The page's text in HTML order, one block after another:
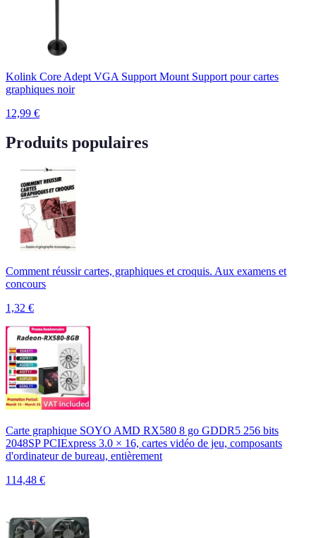
Kolink Core Adept VGA Support Mount Support pour cartes
graphiques noir
12,99 €
Produits populaires
Comment réussir cartes, graphiques et croquis. Aux examens et
concours
1,32 €
Carte graphique SOYO AMD RX580 8 go GDDR5 256 bits
2048SP PCIExpress 3.0 × 16, cartes vidéo de jeu, composants
d'ordinateur de bureau, entièrement
114,48 €